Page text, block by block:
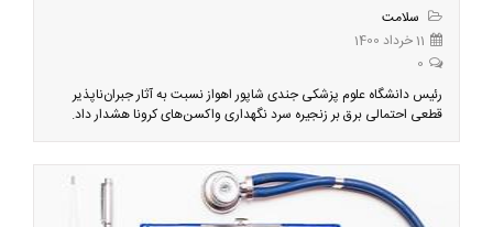
سلامت
11 خرداد 1400
0
رئیس دانشگاه علوم پزشکی جندی شاپور اهواز نسبت به آثار جبران‌ناپذیر
قطعی احتمالی برق بر زنجیره سرد نگهداری واکسن‌های کرونا هشدار داد.